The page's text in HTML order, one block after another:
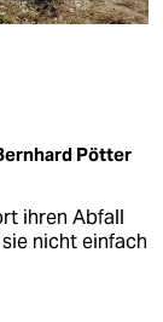
Pötter
ihren Abfall
nicht einfach